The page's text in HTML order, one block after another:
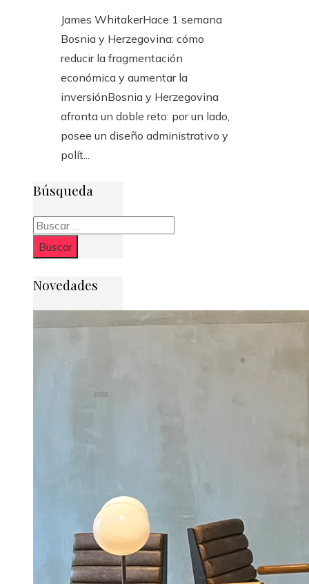
James WhitakerHace 1 semana
Bosnia y Herzegovina: cómo
reducir la fragmentación
económica y aumentar la
inversiónBosnia y Herzegovina
afronta un doble reto: por un lado,
posee un diseño administrativo y
polít...
Búsqueda
Buscar:
Novedades